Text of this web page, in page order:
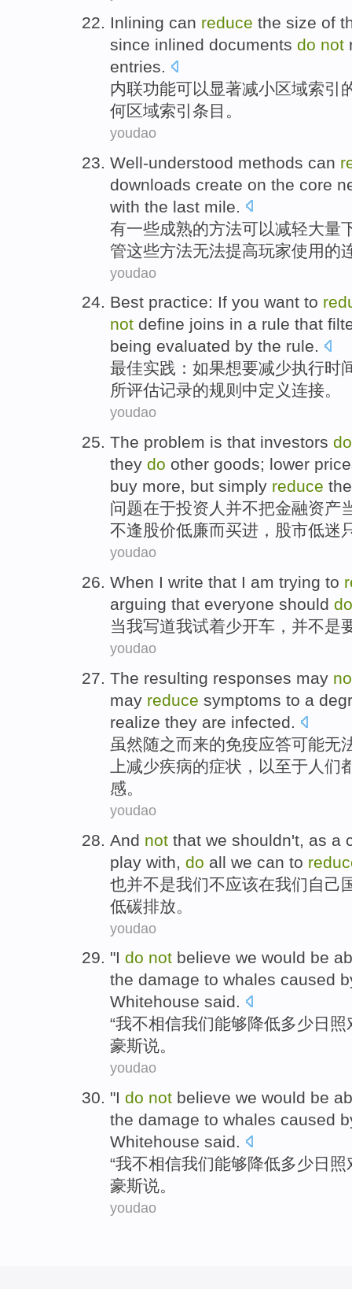
Inlining can reduce the size of
since inlined documents do not
entries.
内联功能可以显著减小区域索引
何区域索引 条目 。
youdao
Well-understood methods can
downloads create on the core
with the last mile.
有一些成熟的方法可以减轻大量
管这些方法无法提高玩家使用的
youdao
Best practice: If you want to
not define joins in a rule that
being evaluated by the rule.
最佳实践 ： 如果想要减少执行时
所评估记录的规则 中定义连接。
youdao
The problem is that investors
they do other goods; lower
buy more, but simply reduce
问题在于投资人 并不把金融资产
不逢股价低廉而买进 ，股市低迷
youdao
When I write that I am trying to
arguing that everyone should do
当我写道我试着少开车 ， 并不是
youdao
The resulting responses may
may reduce symptoms to a
realize they are infected.
虽然随之而来的免疫应答可能无
上减少疾病的症状 ， 以至于 人们
感。
youdao
And not that we shouldn't, as a
play with, do all we can to
也并不是我们不应该在我们 自己
低碳排放。
youdao
"I do not believe we would be
the damage to whales caused
Whitehouse said.
“我不相信我们能够降低多少日照
豪斯说。
youdao
"I do not believe we would be
the damage to whales caused
Whitehouse said.
“我不相信我们能够降低多少日照
豪斯说。
youdao